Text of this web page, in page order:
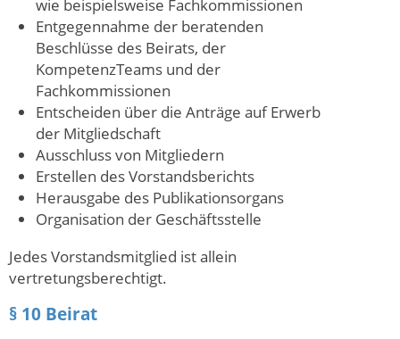
wie beispielsweise Fachkommissionen
Entgegennahme der beratenden
Beschlüsse des Beirats, der
KompetenzTeams und der
Fachkommissionen
Entscheiden über die Anträge auf Erwerb
der Mitgliedschaft
Ausschluss von Mitgliedern
Erstellen des Vorstandsberichts
Herausgabe des Publikationsorgans
Organisation der Geschäftsstelle
Jedes Vorstandsmitglied ist allein
vertretungsberechtigt.
§ 10 Beirat